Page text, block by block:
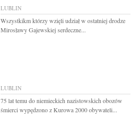
LUBLIN
Wszystkikm którzy wzięli udział w ostatniej drodze
Mirosławy Gajewskiej serdeczne...
LUBLIN
75 lat temu do niemieckich nazistowskich obozów
śmierci wypędzono z Kurowa 2000 obywateli...